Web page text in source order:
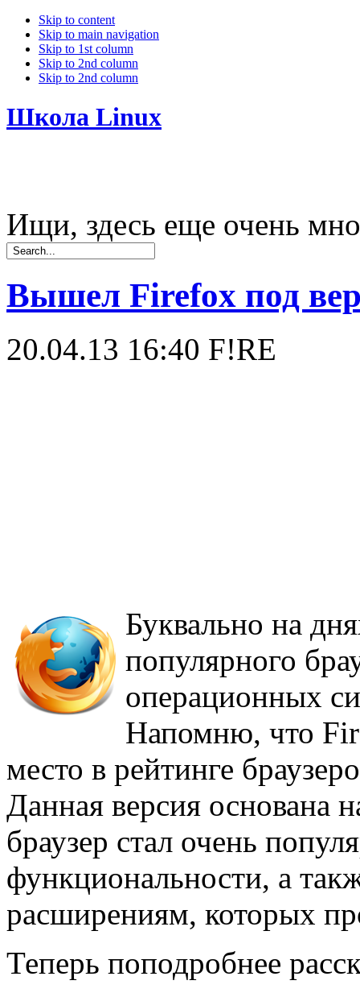
Skip to content
Skip to main navigation
Skip to 1st column
Skip to 2nd column
Skip to 2nd column
Школа Linux
Ищи, здесь еще очень
Вышел Firefox под
20.04.13 16:40 F!RE
Буквально на
популярного
операционных
Напомню, что
место в рейтинге
Данная версия основана
браузер стал очень
функциональности, а
расширениям, которых
Теперь поподробнее